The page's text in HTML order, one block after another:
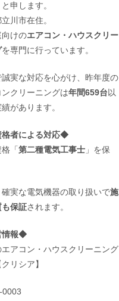
と申します。
川市在住。
向けのエアコン・ハウスクリー
を専門に行っています。
実な対応を心がけ、昨年度の
ンクリーニングは年間659台以
があります。
格者による対応◆
「 第二種電気工事士 」を保
実な電気機器の取り扱いで施
保証されます。
報◆
アコン・ハウスクリーニング
リシア】
0003